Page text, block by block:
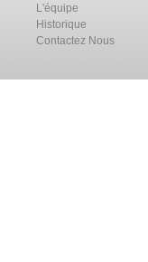
L'équipe
Historique
Contactez Nous